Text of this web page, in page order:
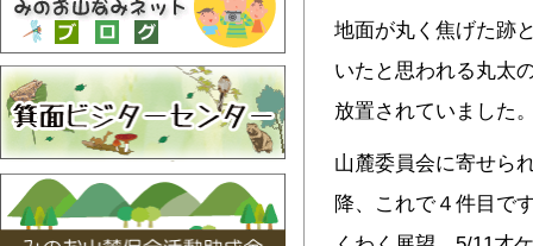
地面が丸く焦げた跡
いたと思われる丸太
放置されていました
山麓委員会に寄せら
降、これで４件目で